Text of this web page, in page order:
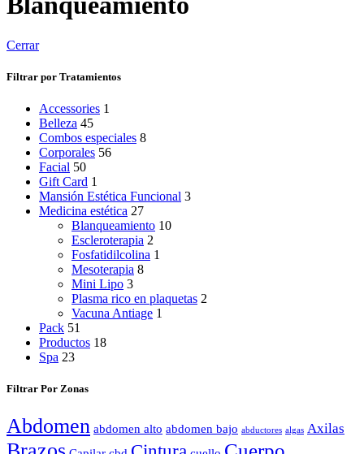
Cerrar
Filtrar por Tratamientos
Accessories 1
Belleza 45
Combos especiales 8
Corporales 56
Facial 50
Gift Card 1
Mansión Estética Funcional 3
Medicina estética 27
Blanqueamiento 10
Escleroterapia 2
Fosfatidilcolina 1
Mesoterapia 8
Mini Lipo 3
Plasma rico en plaquetas 2
Vacuna Antiage 1
Pack 51
Productos 18
Spa 23
Filtrar Por Zonas
Abdomen abdomen alto abdomen bajo abductores algas Axilas